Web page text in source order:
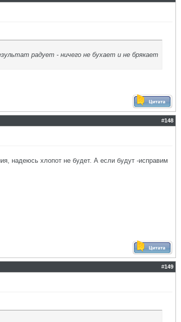
радует - ничего не бухает и не брякает
#148
надеюсь хлопот не будет. А если будут -исправим
#149